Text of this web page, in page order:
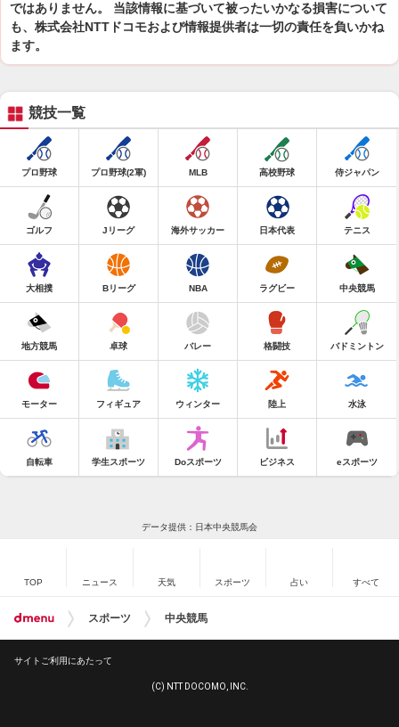
ではありません。 当該情報に基づいて被ったいかなる損害について
も、株式会社NTTドコモおよび情報提供者は一切の責任を負いかね
ます。
競技一覧
プロ野球 プロ野球(2軍) MLB 高校野球 侍ジャパン
ゴルフ Jリーグ 海外サッカー 日本代表 テニス
大相撲 Bリーグ NBA ラグビー 中央競馬
地方競馬 卓球 バレー 格闘技 バドミントン
モーター フィギュア ウィンター 陸上 水泳
自転車 学生スポーツ Doスポーツ ビジネス eスポーツ
データ提供：日本中央競馬会
TOP ニュース 天気 スポーツ 占い すべて
スポーツ 中央競馬
サイトご利用にあたって
(C) NTT DOCOMO, INC.